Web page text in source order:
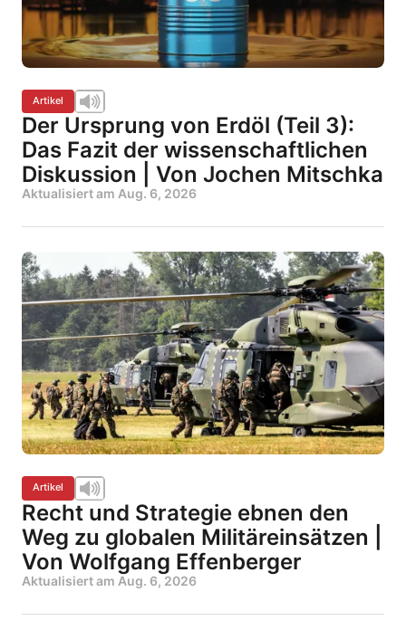
Artikel
Der Ursprung von Erdöl (Teil 3):
Das Fazit der wissenschaftlichen
Diskussion | Von Jochen Mitschka
Aktualisiert am Aug. 6, 2026
Artikel
Recht und Strategie ebnen den
Weg zu globalen Militäreinsätzen |
Von Wolfgang Effenberger
Aktualisiert am Aug. 6, 2026